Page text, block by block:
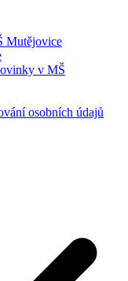
Mutějovice
v MŠ
osobních údajů